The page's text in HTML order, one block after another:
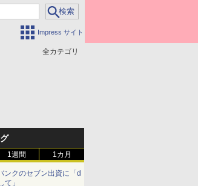
Impress サイト
全カテゴリ
1週間 1カ月
ンクのセブン出資に「d
」